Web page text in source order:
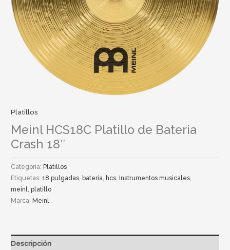
Platillos
Meinl HCS18C Platillo de Bateria
Crash 18″
Categoría:Platillos
Etiquetas:18 pulgadas bateria hcs ,Instrumentos musicales
meinl
,platillo
Marca:Meinl
Descripción